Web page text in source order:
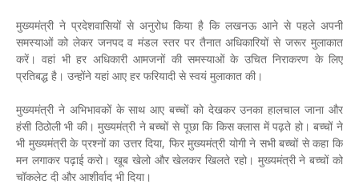
मुख्यमंत्री ने प्रदेशवासियों से अनुरोध किया है कि लखनऊ आने से पहले अपनी
समस्याओं को लेकर जनपद व मंडल स्तर पर तैनात अधिकारियों से जरूर मुलाकात
करें। वहां भी हर अधिकारी आमजनों की समस्याओं के उचित निराकरण के लिए
प्रतिबद्ध है। उन्होंने यहां आए हर फरियादी से स्वयं मुलाकात की।
मुख्यमंत्री ने अभिभावकों के साथ आए बच्चों को देखकर उनका हालचाल जाना और
हंसी ठिठोली भी की। मुख्यमंत्री ने बच्चों से पूछा कि किस क्लास में पढ़ते हो। बच्चों ने
भी मुख्यमंत्री के प्रश्नों का उत्तर दिया, फिर मुख्यमंत्री योगी ने सभी बच्चों से कहा कि
मन लगाकर पढ़ाई करो। खूब खेलो और खेलकर खिलते रहो। मुख्यमंत्री ने बच्चों को
चॉकलेट दी और आशीर्वाद भी दिया।